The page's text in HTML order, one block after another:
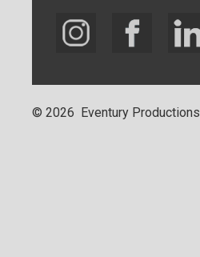
© 2026 Eventury Productions